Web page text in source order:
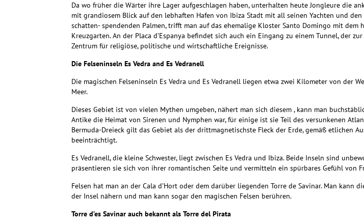
Da wo früher die Wärter ihre Lager aufgeschlagen haben, unterhalten heute Jongleure die
mit grandiosem Blick auf den lebhaften Hafen von Ibiza Stadt mit all seinen Yachten und
schatten- spendenden Palmen, trifft man auf das ehemalige Kloster Santo Domingo mit
Kreuzgarten. An der Placa d’Espanya befindet sich auch ein Eingang zu einem Tunnel, der
Zentrum für religiöse, politische und wirtschaftliche Ereignisse.
Die Felseninseln Es Vedra and Es Vedranell
Die magischen Felseninseln Es Vedra und Es Vedranell liegen etwa zwei Kilometer von der
Meer.
Dieses Gebiet ist von vielen Mythen umgeben, nähert man sich diesem , kann man
Antike die Heimat von Sirenen und Nymphen war, für einige ist sie Teil des versunkenen
Bermuda-Dreieck gilt das Gebiet als der drittmagnetischste Fleck der Erde, gemäß etlichen
beeinträchtigt.
Es Vedranell, die kleine Schwester, liegt zwischen Es Vedra und Ibiza. Beide Inseln sind
präsentieren sie sich von ihrer romantischen Seite und vermitteln ein spürbares Gefühl von
Felsen hat man an der Cala d’Hort oder dem darüber liegenden Torre de Savinar. Man kann
der Insel nähern und man kann sogar den magischen Felsen berühren.
Torre d’es Savinar auch bekannt als Torre del Pirata